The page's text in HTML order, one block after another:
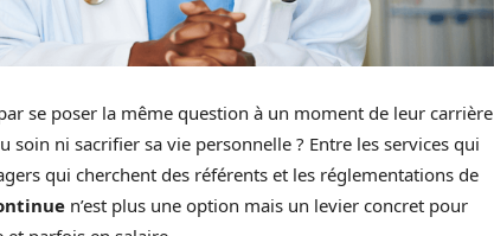
se poser la même question à un moment de leur carrière
soin ni sacrifier sa vie personnelle ? Entre les services qui
qui cherchent des référents et les réglementations de
n’est plus une option mais un levier concret pour